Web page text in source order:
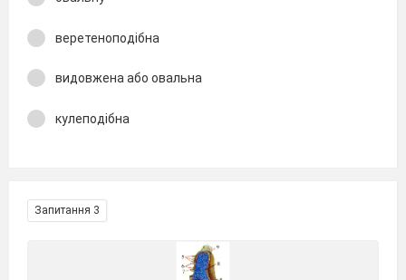
веретеноподібна
видовжена або овальна
кулеподібна
Запитання 3